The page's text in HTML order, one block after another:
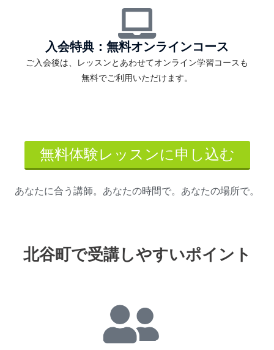
入会特典：無料オンラインコース
ご入会後は、レッスンとあわせてオンライン学習コースも
無料でご利用いただけます。
無料体験レッスンに申し込む
あなたに合う講師。あなたの時間で。あなたの場所で。
北谷町で受講しやすいポイント